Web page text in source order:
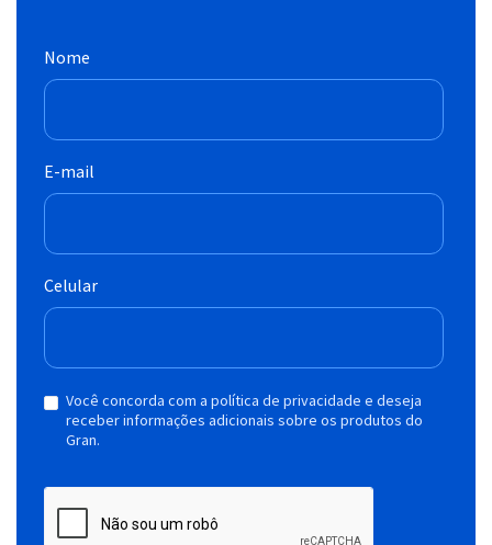
Nome
E-mail
Celular
Você concorda com a política de privacidade e deseja
receber informações adicionais sobre os produtos do
Gran.